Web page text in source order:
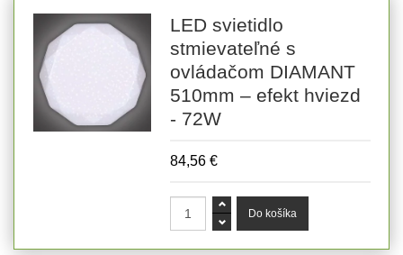
LED svietidlo
stmievateľné s
ovládačom DIAMANT
510mm – efekt hviezd
- 72W
84,56 €